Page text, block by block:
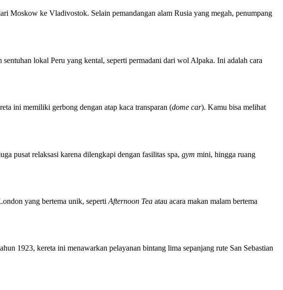
Moskow ke Vladivostok. Selain pemandangan alam Rusia yang megah, penumpang
lokal Peru yang kental, seperti permadani dari wol Alpaka. Ini adalah cara
ini memiliki gerbong dengan atap kaca transparan (dome car). Kamu bisa melihat
pusat relaksasi karena dilengkapi dengan fasilitas spa, gym mini, hingga ruang
yang bertema unik, seperti Afternoon Tea atau acara makan malam bertema
1923, kereta ini menawarkan pelayanan bintang lima sepanjang rute San Sebastian